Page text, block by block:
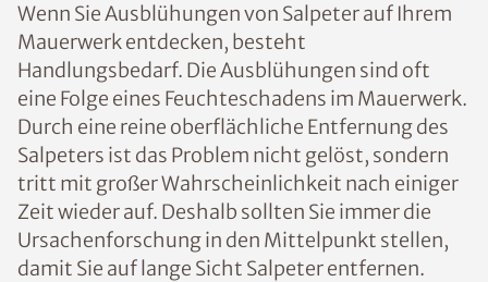
Wenn Sie Ausblühungen von Salpeter auf Ihrem
Mauerwerk entdecken, besteht
Handlungsbedarf. Die Ausblühungen sind oft
eine Folge eines Feuchteschadens im Mauerwerk.
Durch eine reine oberflächliche Entfernung des
Salpeters ist das Problem nicht gelöst, sondern
tritt mit großer Wahrscheinlichkeit nach einiger
Zeit wieder auf. Deshalb sollten Sie immer die
Ursachenforschung in den Mittelpunkt stellen,
damit Sie auf lange Sicht Salpeter entfernen.